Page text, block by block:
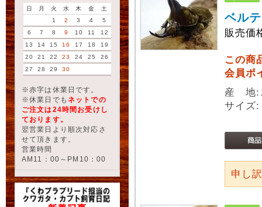
日 月 火 水 木 金
土
1
2 3 4
5
6
7 8 9 10 11
12
13
14 15 16 17 18
19
20
21 22 23 24 25
26
27
28 29 30
※赤字は休業日です。
※休業日でも ネットでの
ご注文は24時間お受けし
ております。
翌営業日より順次対応さ
せて頂きます。
営業時間
AM11：00～PM10：00
ベル
販売価
この商
会員ポ
産 地:
サイ
申し